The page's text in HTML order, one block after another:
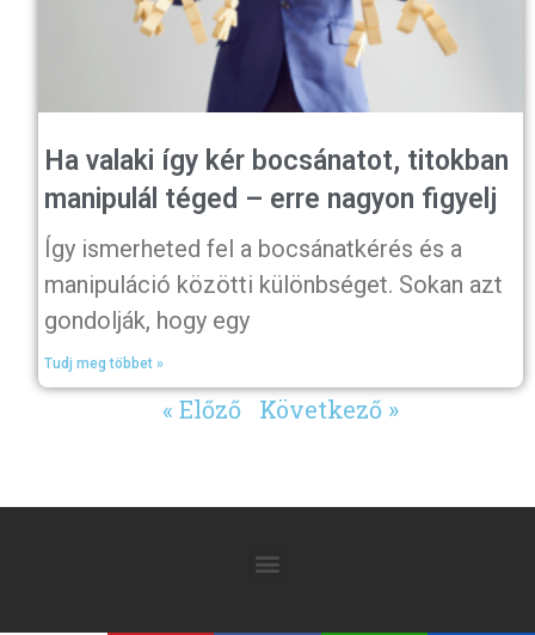
Ha valaki így kér bocsánatot, titokban
manipulál téged – erre nagyon figyelj
Így ismerheted fel a bocsánatkérés és a
manipuláció közötti különbséget. Sokan azt
gondolják, hogy egy
Tudj meg többet »
« Előző Következő »